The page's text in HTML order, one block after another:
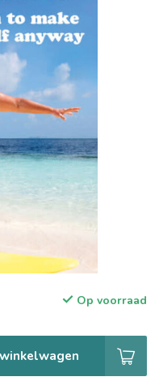
Op voorraad